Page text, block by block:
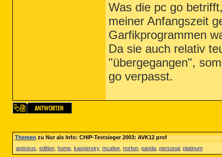
Was die pc go
meiner Anfangszeit
Garfikprogrammen
Da sie auch relativ
"übergegangen",
go verpasst.
Themenzu Nur als Info: CHIP-Testsieger 2003: AVK12 prof
antivirus edition home kaspersky, mcafee norton panda personal platinum